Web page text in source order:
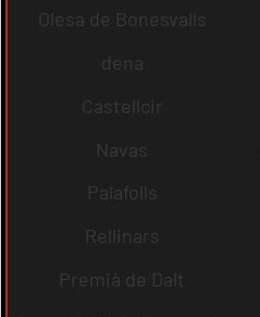
Olesa de Bonesvalls
dena
Castellcir
Navas
Palafolls
Rellinars
Premià de Dalt